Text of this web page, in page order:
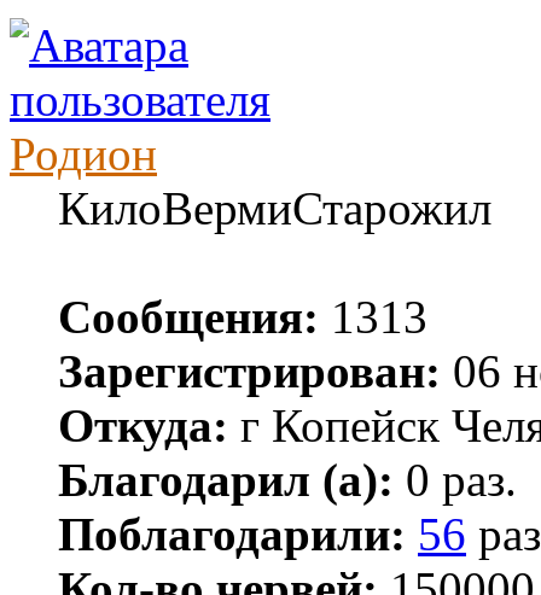
Родион
КилоВермиСтарожил
Сообщения: 1313
Зарегистрирован: 06
Откуда: г Копейск
Благодарил (а): 0 раз.
Поблагодарили: 56